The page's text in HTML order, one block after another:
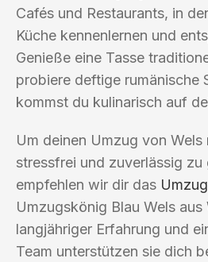
Cafés und Restaurants, in
Küche kennenlernen und
Genieße eine Tasse
probiere deftige rumänische
kommst du kulinarisch auf
Um deinen Umzug von Wels
stressfrei und zuverlässig zu
empfehlen wir dir das
Umzugskönig Blau Wels aus
langjähriger Erfahrung und
Team unterstützen sie dich